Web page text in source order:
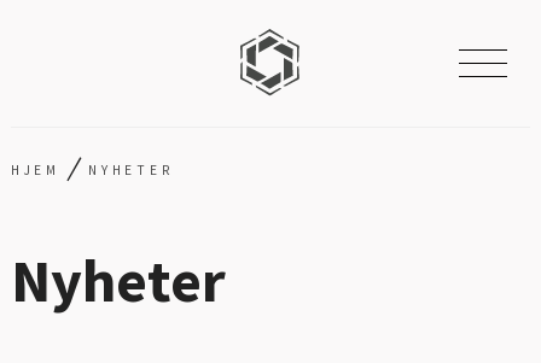
HJEM / NYHETER
Nyheter